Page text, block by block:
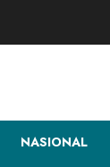
NASIONAL